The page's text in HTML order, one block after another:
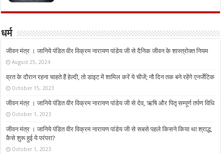
धर्म
जीवन मंत्र । जानिये पंडित वीर विक्रम नारायण पांडेय जी से दैनिक जीवन के शास्त्रोक्त नियम
August 25, 2024
व्रत के दौरान रहना चाहते हैं हेल्दी, तो डाइट में शामिल करें ये चीजें; नौ दिन तक बने रहेंगे एनर्जेटिक
October 15, 2023
जीवन मंत्र । जानिये पंडित वीर विक्रम नारायण पांडेय जी से देव, ऋषि और पितृ सम्पूर्ण तर्पण विधि
October 1, 2023
जीवन मंत्र । जानिये पंडित वीर विक्रम नारायण पांडेय जी से सबसे पहले किसने किया था श्राद्ध,
कैसे शुरू हुई ये परंपरा?
October 1, 2023